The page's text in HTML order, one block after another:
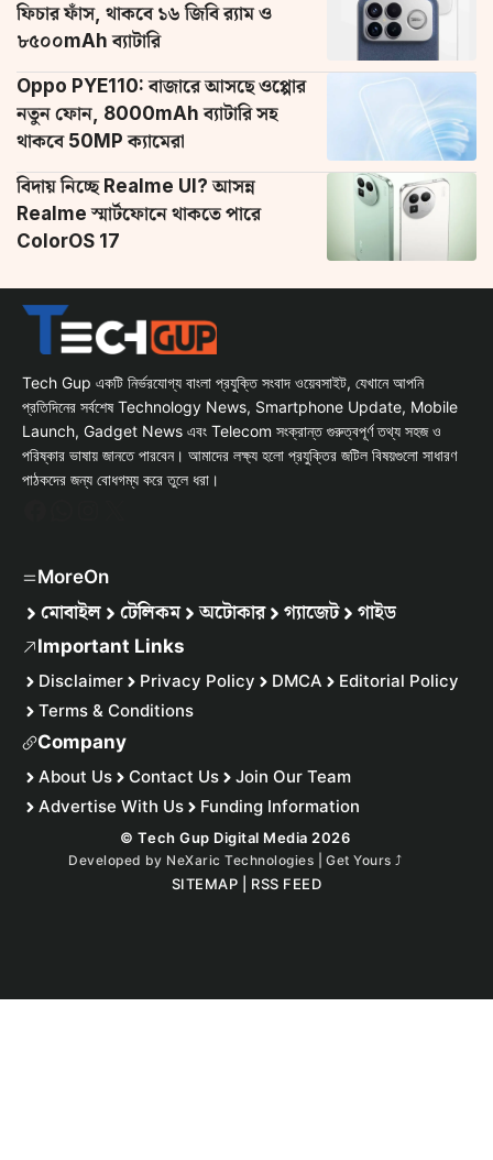
ফিচার ফাঁস, থাকবে ১৬ জিবি র‌্যাম ও
৮৫০০mAh ব্যাটারি
Oppo PYE110: বাজারে আসছে ওপ্পোর
নতুন ফোন, 8000mAh ব্যাটারি সহ
থাকবে 50MP ক্যামেরা
বিদায় নিচ্ছে Realme UI? আসন্ন
Realme স্মার্টফোনে থাকতে পারে
ColorOS 17
Tech Gup একটি নির্ভরযোগ্য বাংলা প্রযুক্তি সংবাদ ওয়েবসাইট, যেখানে আপনি
প্রতিদিনের সর্বশেষ Technology News, Smartphone Update, Mobile
Launch, Gadget News এবং Telecom সংক্রান্ত গুরুত্বপূর্ণ তথ্য সহজ ও
পরিষ্কার ভাষায় জানতে পারবেন। আমাদের লক্ষ্য হলো প্রযুক্তির জটিল বিষয়গুলো সাধারণ
পাঠকদের জন্য বোধগম্য করে তুলে ধরা।
MoreOn
মোবাইল টেলিকম অটোকার গ্যাজেট গাইড
Important Links
Disclaimer Privacy Policy DMCA
Editorial Policy
Terms & Conditions
Company
About Us Contact Us
Join Our Team
Advertise With Us
Funding Information
© Tech Gup Digital Media 2026
Developed by NeXaric Technologies | Get Yours⤴︎
SITEMAP RSS FEED